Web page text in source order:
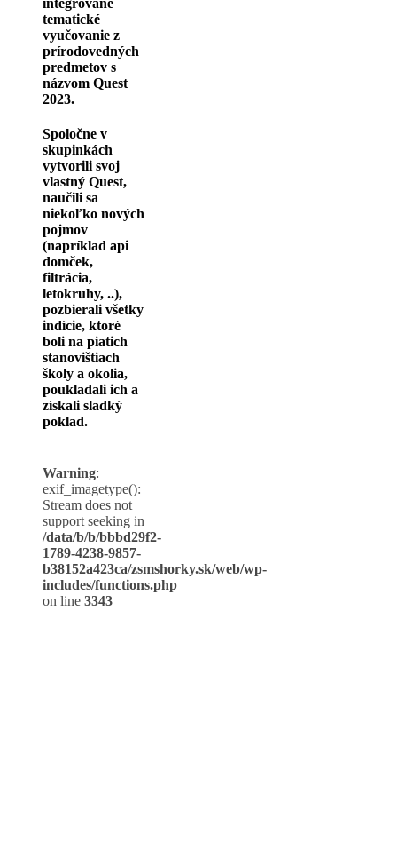
integrované
tematické
vyučovanie z
prírodovedných
predmetov s
názvom Quest
2023.
Spoločne v
skupinkách
vytvorili svoj
vlastný Quest,
naučili sa
niekoľko nových
pojmov
(napríklad api
domček,
filtrácia,
letokruhy, ..),
pozbierali všetky
indície, ktoré
boli na piatich
stanovištiach
školy a okolia,
poukladali ich a
získali sladký
poklad.
Warning:
exif_imagetype():
Stream does not
support seeking in
/data/b/b/bbbd29f2-
1789-4238-9857-
b38152a423ca/zsmshorky.sk/web/wp-
includes/functions.php
on line 3343